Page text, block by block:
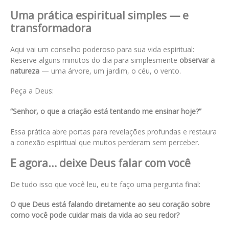
Uma prática espiritual simples — e
transformadora
Aqui vai um conselho poderoso para sua vida espiritual:
Reserve alguns minutos do dia para simplesmente observar a
natureza — uma árvore, um jardim, o céu, o vento.
Peça a Deus:
“Senhor, o que a criação está tentando me ensinar hoje?”
Essa prática abre portas para revelações profundas e restaura
a conexão espiritual que muitos perderam sem perceber.
E agora… deixe Deus falar com você
De tudo isso que você leu, eu te faço uma pergunta final:
O que Deus está falando diretamente ao seu coração sobre
como você pode cuidar mais da vida ao seu redor?